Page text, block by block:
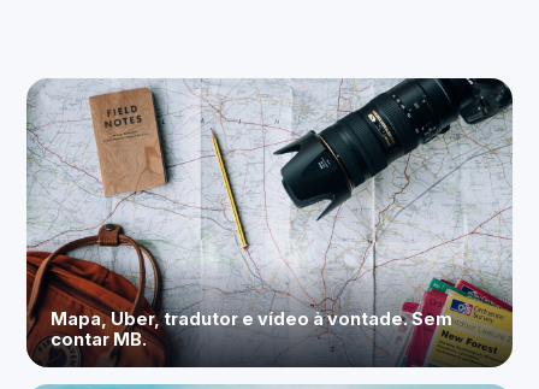
Mapa, Uber, tradutor e vídeo à vontade. Sem
contar MB.